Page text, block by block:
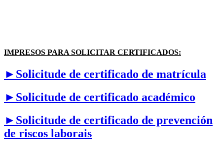
IMPRESOS PARA SOLICITAR CERTIFICADOS:
►Solicitude de certificado de matrícula
►Solicitude de certificado académico
►Solicitude de certificado de prevención
de riscos laborais